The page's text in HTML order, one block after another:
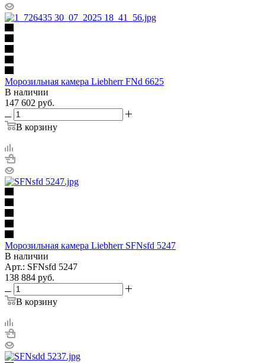
Морозильная камера Liebherr FNd 6625
В наличии
147 602 руб.
В корзину
Морозильная камера Liebherr SFNsfd 5247
В наличии
Арт.: SFNsfd 5247
138 884 руб.
В корзину